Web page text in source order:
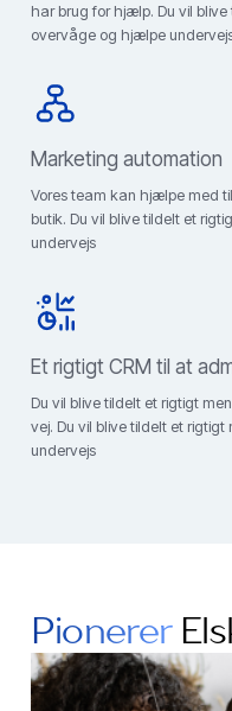
har brug for hjælp. Du vil
overvåge og hjælpe
Marketing automation
Vores team kan hjælpe med
butik. Du vil blive tildelt et
undervejs
Et rigtigt CRM til at
Du vil blive tildelt et rigtigt
vej. Du vil blive tildelt et
undervejs
Pionerer